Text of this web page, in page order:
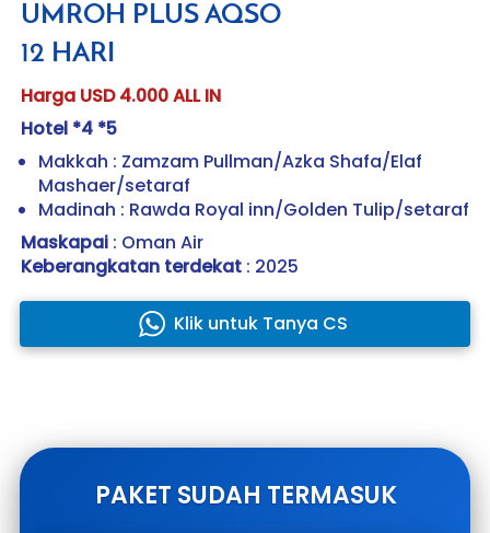
UMROH PLUS AQSO
12 HARI
Harga USD 4.000 ALL IN
Hotel *4 *5
Makkah : Zamzam Pullman/Azka Shafa/Elaf
Mashaer/setaraf
Madinah : Rawda Royal inn/Golden Tulip/setaraf
Maskapai : Oman Air
Keberangkatan terdekat : 2025
` Klik untuk Tanya CS
PAKET SUDAH TERMASUK